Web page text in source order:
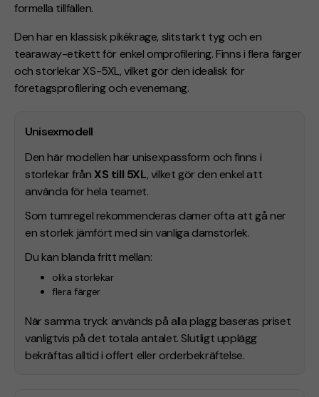
formella tillfällen.
Den har en klassisk pikékrage, slitstarkt tyg och en
tearaway-etikett för enkel omprofilering. Finns i flera färger
och storlekar XS-5XL, vilket gör den idealisk för
företagsprofilering och evenemang.
Unisexmodell
Den här modellen har unisexpassform och finns i
storlekar från XS till 5XL, vilket gör den enkel att
använda för hela teamet.
Som tumregel rekommenderas damer ofta att gå ner
en storlek jämfört med sin vanliga damstorlek.
Du kan blanda fritt mellan:
olika storlekar
flera färger
När samma tryck används på alla plagg baseras priset
vanligtvis på det totala antalet. Slutligt upplägg
bekräftas alltid i offert eller orderbekräftelse.